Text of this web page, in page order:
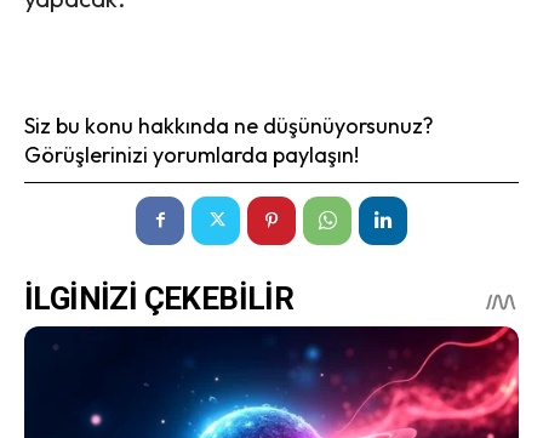
Siz bu konu hakkında ne düşünüyorsunuz?
Görüşlerinizi yorumlarda paylaşın!